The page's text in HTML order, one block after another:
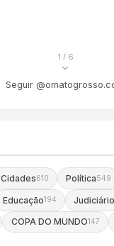
1 / 6
Seguir
Cidades610 Política549
Educação194 Judiciário
COPA DO MUNDO147